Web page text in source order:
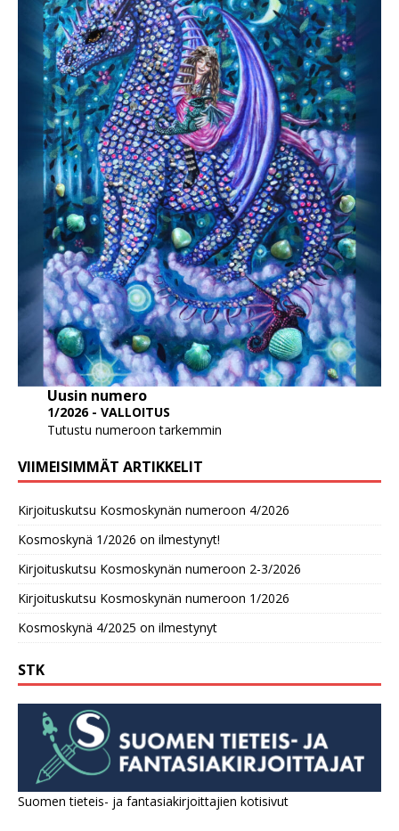
Uusin numero
1/2026 - VALLOITUS
Tutustu numeroon tarkemmin
VIIMEISIMMÄT ARTIKKELIT
Kirjoituskutsu Kosmoskynän numeroon 4/2026
Kosmoskynä 1/2026 on ilmestynyt!
Kirjoituskutsu Kosmoskynän numeroon 2-3/2026
Kirjoituskutsu Kosmoskynän numeroon 1/2026
Kosmoskynä 4/2025 on ilmestynyt
STK
Suomen tieteis- ja fantasiakirjoittajien kotisivut